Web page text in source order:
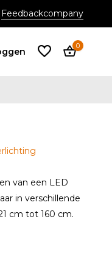
Feedbackcompany
0
van een LED
in verschillende
cm tot 160 cm.